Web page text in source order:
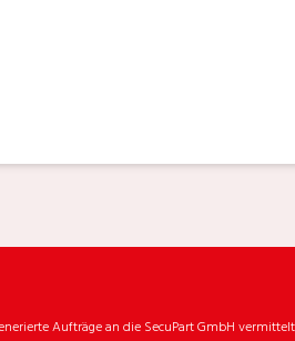
Aufträge an die SecuPart GmbH